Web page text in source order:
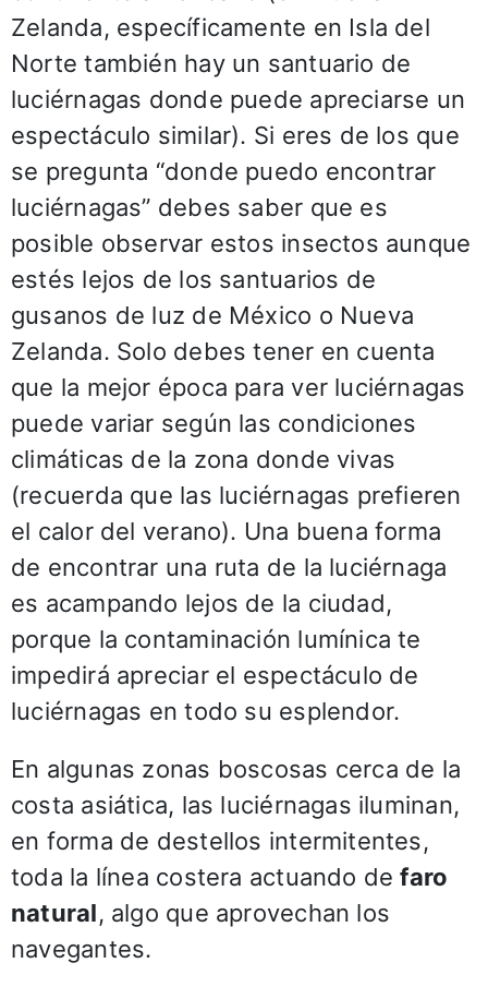
Zelanda, específicamente en Isla del
Norte también hay un santuario de
luciérnagas donde puede apreciarse un
espectáculo similar). Si eres de los que
se pregunta “donde puedo encontrar
luciérnagas” debes saber que es
posible observar estos insectos aunque
estés lejos de los santuarios de
gusanos de luz de México o Nueva
Zelanda. Solo debes tener en cuenta
que la mejor época para ver luciérnagas
puede variar según las condiciones
climáticas de la zona donde vivas
(recuerda que las luciérnagas prefieren
el calor del verano). Una buena forma
de encontrar una ruta de la luciérnaga
es acampando lejos de la ciudad,
porque la contaminación lumínica te
impedirá apreciar el espectáculo de
luciérnagas en todo su esplendor.
En algunas zonas boscosas cerca de la
costa asiática, las luciérnagas iluminan,
en forma de destellos intermitentes,
toda la línea costera actuando defaro
natural, algo que aprovechan los
navegantes.